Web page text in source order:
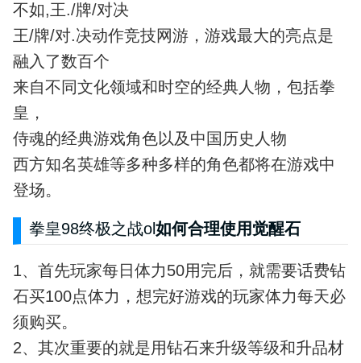
不如,王./牌/对决
王/牌/对.决动作竞技网游，游戏最大的亮点是
融入了数百个
来自不同文化领域和时空的经典人物，包括拳
皇，
侍魂的经典游戏角色以及中国历史人物
西方知名英雄等多种多样的角色都将在游戏中
登场。
拳皇98终极之战ol如何合理使用觉醒石
1、首先玩家每日体力50用完后，就需要话费钻
石买100点体力，想完好游戏的玩家体力每天必
须购买。
2、其次重要的就是用钻石来升级等级和升品材